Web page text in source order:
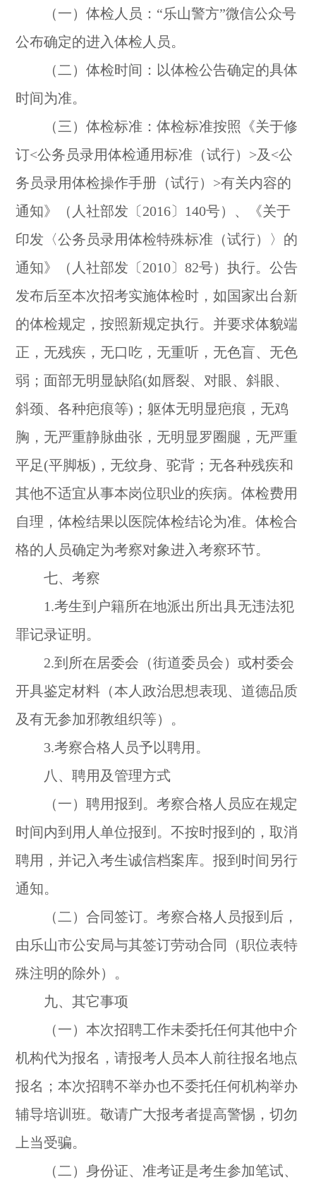
（一）体检人员：“乐山警方”微信公众号
公布确定的进入体检人员。
（二）体检时间：以体检公告确定的具体
时间为准。
（三）体检标准：体检标准按照《关于修
订<公务员录用体检通用标准（试行）>及<公
务员录用体检操作手册（试行）>有关内容的
通知》（人社部发〔2016〕140号）、《关于
印发〈公务员录用体检特殊标准（试行）〉的
通知》（人社部发〔2010〕82号）执行。公告
发布后至本次招考实施体检时，如国家出台新
的体检规定，按照新规定执行。并要求体貌端
正，无残疾，无口吃，无重听，无色盲、无色
弱；面部无明显缺陷(如唇裂、对眼、斜眼、
斜颈、各种疤痕等)；躯体无明显疤痕，无鸡
胸，无严重静脉曲张，无明显罗圈腿，无严重
平足(平脚板)，无纹身、驼背；无各种残疾和
其他不适宜从事本岗位职业的疾病。体检费用
自理，体检结果以医院体检结论为准。体检合
格的人员确定为考察对象进入考察环节。
七、考察
1.考生到户籍所在地派出所出具无违法犯
罪记录证明。
2.到所在居委会（街道委员会）或村委会
开具鉴定材料（本人政治思想表现、道德品质
及有无参加邪教组织等）。
3.考察合格人员予以聘用。
八、聘用及管理方式
（一）聘用报到。考察合格人员应在规定
时间内到用人单位报到。不按时报到的，取消
聘用，并记入考生诚信档案库。报到时间另行
通知。
（二）合同签订。考察合格人员报到后，
由乐山市公安局与其签订劳动合同（职位表特
殊注明的除外）。
九、其它事项
（一）本次招聘工作未委托任何其他中介
机构代为报名，请报考人员本人前往报名地点
报名；本次招聘不举办也不委托任何机构举办
辅导培训班。敬请广大报考者提高警惕，切勿
上当受骗。
（二）身份证、准考证是考生参加笔试、